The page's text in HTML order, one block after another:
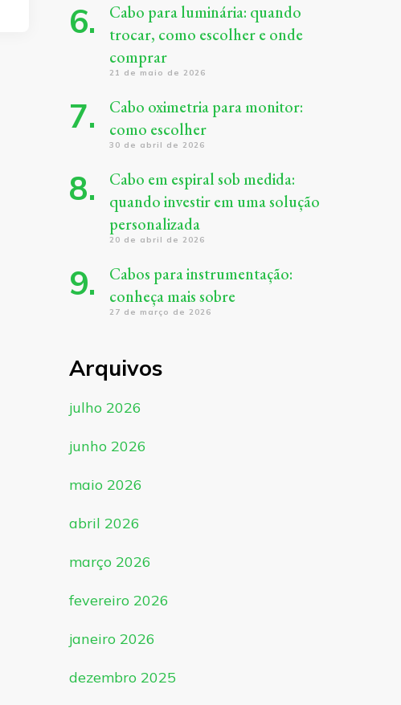
Cabo para luminária: quando
trocar, como escolher e onde
comprar
21 de maio de 2026
Cabo oximetria para monitor:
como escolher
30 de abril de 2026
Cabo em espiral sob medida:
quando investir em uma solução
personalizada
20 de abril de 2026
Cabos para instrumentação:
conheça mais sobre
27 de março de 2026
Arquivos
julho 2026
junho 2026
maio 2026
abril 2026
março 2026
fevereiro 2026
janeiro 2026
dezembro 2025